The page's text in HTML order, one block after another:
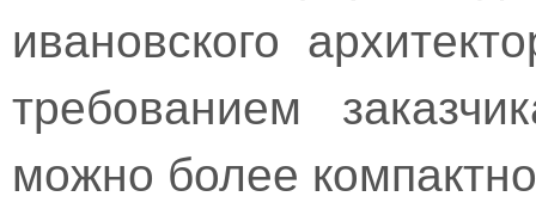
ивановского
требованием
можно более